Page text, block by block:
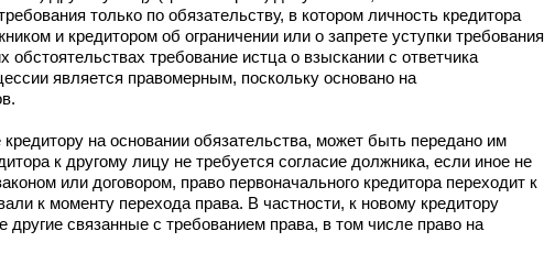
только по обязательству, в котором личность кредитора
и кредитором об ограничении или о запрете уступки требования
требование истца о взыскании с ответчика
является правомерным, поскольку основано на
на основании обязательства, может быть передано им
к другому лицу не требуется согласие должника, если иное не
или договором, право первоначального кредитора переходит к
к моменту перехода права. В частности, к новому кредитору
связанные с требованием права, в том числе право на